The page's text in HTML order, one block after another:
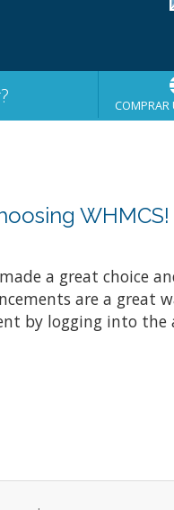
WHMCS!
made a great choice
are a great
by logging into